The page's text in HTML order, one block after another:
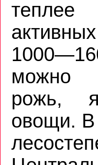
можно
рожь,
овощи. В